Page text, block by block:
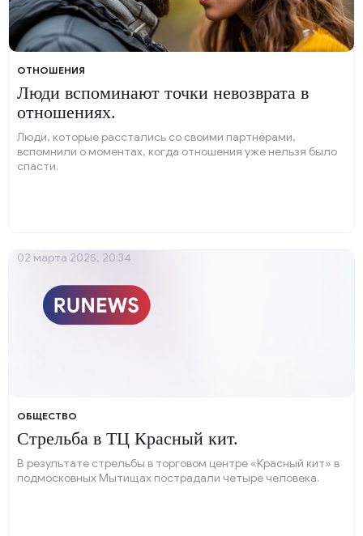
ОТНОШЕНИЯ
Люди вспоминают точки невозврата в
отношениях.
Люди, которые расстались со своими партнёрами,
вспомнили о моментах, когда отношения уже нельзя было
спасти.
ОБЩЕСТВО
Стрельба в ТЦ Красный кит.
В результате стрельбы в торговом центре «Красный кит» в
подмосковных Мытищах пострадали четыре человека.
02 марта 2025, 20:34